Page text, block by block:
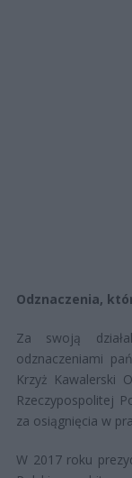
Odznaczenia,
Za swoją
odznaczeniami
Krzyż Kawalerski
Rzeczypospolitej
za osiągnięcia w
W 2017 roku